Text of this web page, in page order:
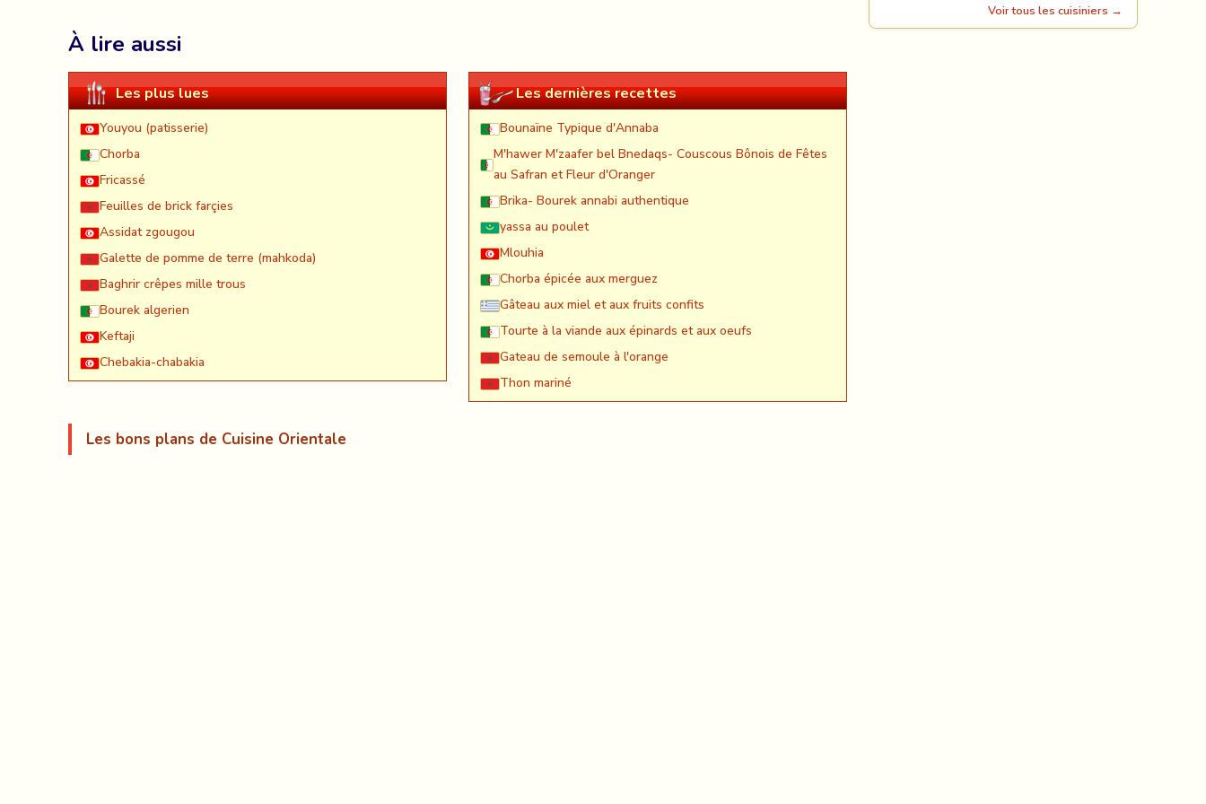
À lire aussi
Les plus lues
Youyou (patisserie)
Chorba
Fricassé
Feuilles de brick farçies
Assidat zgougou
Galette de pomme de terre (mahkoda)
Baghrir crêpes mille trous
Bourek algerien
Keftaji
Chebakia-chabakia
Les dernières recettes
Bounaïne Typique d'Annaba
M'hawer M'zaafer bel Bnedaqs- Couscous Bônois de Fêtes
au Safran et Fleur d'Oranger
Brika- Bourek annabi authentique
yassa au poulet
Mlouhia
Chorba épicée aux merguez
Gâteau aux miel et aux fruits confits
Tourte à la viande aux épinards et aux oeufs
Gateau de semoule à l'orange
Thon mariné
Les bons plans de Cuisine Orientale
Voir tous les cuisiniers →